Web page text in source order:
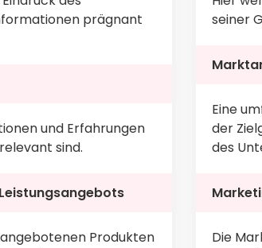
prägnant
und Erfahrungen
sind.
Produkten
seiner
Eine
der
des
Die